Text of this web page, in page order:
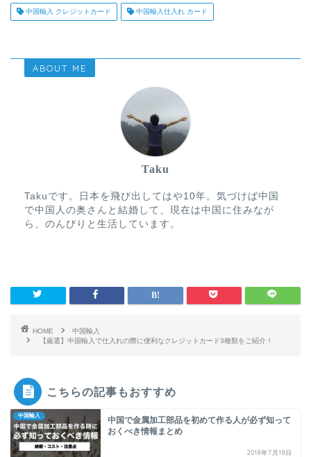
中国輸入 クレジットカード 中国輸入仕入れ カード
ABOUT ME
Taku
Takuです。日本を飛び出してはや10年。気づけば中国
で中国人の奥さんと結婚して、現在は中国に住みなが
ら、のんびりと生活しています。
HOME
中国輸入
【厳選】中国輸入で仕入れの際に便利なクレジットカード3種類をご紹介！
こちらの記事もおすすめ
中国輸入
中国で金属加工部品を初めて作る人が必ず知って
おくべき情報まとめ
2018年7月18日